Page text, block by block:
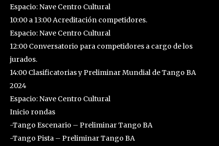
Espacio: Nave Centro Cultural
10:00 a 13:00 Acreditación competidores.
Espacio: Nave Centro Cultural
12:00 Conversatorio para competidores a cargo de los
jurados.
14:00 Clasificatorias y Preliminar Mundial de Tango BA
2024
Espacio: Nave Centro Cultural
Inicio rondas
-Tango Escenario – Preliminar Tango BA
-Tango Pista – Preliminar Tango BA